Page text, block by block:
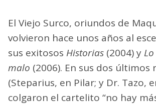
El Viejo Surco, oriundos de
volvieron hace unos años al
sus exitosos Historias (2004) y
malo (2006). En sus dos últimos
(Steparius, en Pilar; y Dr. Tazo,
colgaron el cartelito “no hay